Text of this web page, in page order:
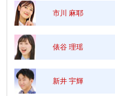
市川 麻耶
俵谷 理瑶
新井 宇輝